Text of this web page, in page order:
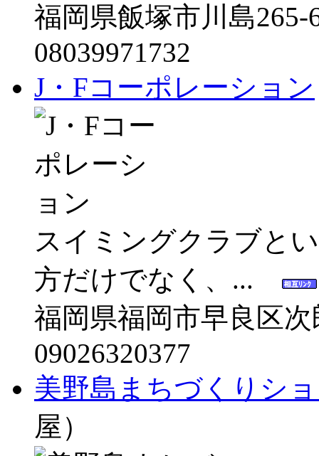
福岡県飯塚市川島265-
08039971732
J・Fコーポレーション
スイミングクラブと
方だけでなく、...
福岡県福岡市早良区次
09026320377
美野島まちづくりシ
屋）